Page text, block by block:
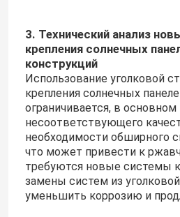
Мы скоро тебе
3. Технический анализ
крепления солнечных
конструкций
Использование уголковой
крепления солнечных
ограничивается, в основном
несоответствующего
необходимости обширного
что может привести к
требуются новые системы
замены систем из
уменьшить коррозию и